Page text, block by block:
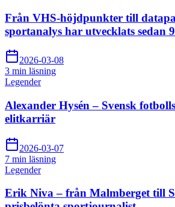
Från VHS-höjdpunkter till
sportanalys har utvecklats sedan
2026-03-08
3 min läsning
Legender
Alexander Hysén – Svensk
elitkarriär
2026-03-07
7 min läsning
Legender
Erik Niva – från Malmberget till